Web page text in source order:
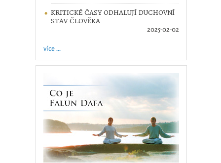
KRITICKÉ ČASY ODHALUJÍ DUCHOVNÍ
STAV ČLOVĚKA
2025-02-02
více ...